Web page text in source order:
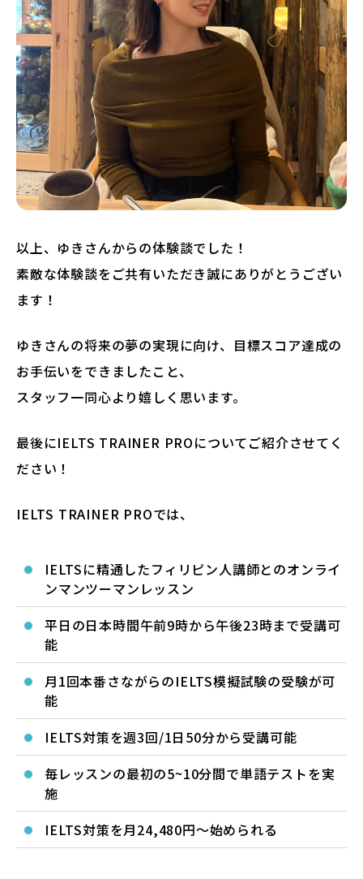
以上、ゆきさんからの体験談でした！
素敵な体験談をご共有いただき誠にありがとうござい
ます！
ゆきさんの将来の夢の実現に向け、目標スコア達成の
お手伝いをできましたこと、
スタッフ一同心より嬉しく思います。
最後にIELTS TRAINER PROについてご紹介させてく
ださい！
IELTS TRAINER PROでは、
IELTSに精通したフィリピン人講師とのオンライ
ンマンツーマンレッスン
平日の日本時間午前9時から午後23時まで受講可
能
月1回本番さながらのIELTS模擬試験の受験が可
能
IELTS対策を週3回/1日50分から受講可能
毎レッスンの最初の5~10分間で単語テストを実
施
IELTS対策を月24,480円～始められる